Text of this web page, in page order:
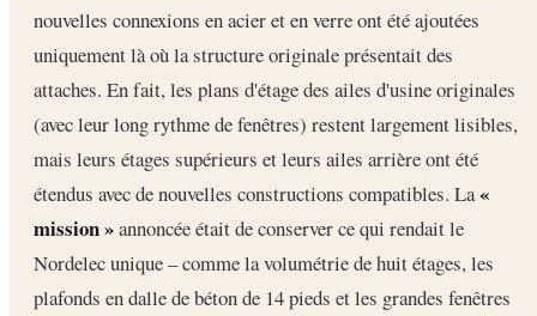
nouvelles connexions en acier et en verre ont été ajoutées
uniquement là où la structure originale présentait des
attaches. En fait, les plans d'étage des ailes d'usine originales
(avec leur long rythme de fenêtres) restent largement lisibles,
mais leurs étages supérieurs et leurs ailes arrière ont été
étendus avec de nouvelles constructions compatibles. La«
mission »annoncée était de conserver ce qui rendait le
Nordelec unique – comme la volumétrie de huit étages, les
plafonds en dalle de béton de 14 pieds et les grandes fenêtres